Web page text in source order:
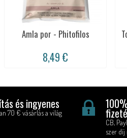
Amla por - Phitofilos
8,49 €
és ingyenes
70 € vásárlás a világ
CB,
szer díj